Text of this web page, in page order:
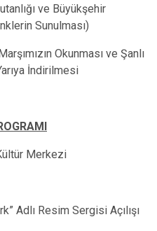
ve Büyükşehir
Sunulması)
Okunması ve Şanlı
İndirilmesi
Merkezi
Adlı Resim Sergisi Açılışı